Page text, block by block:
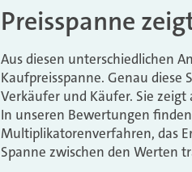
Preisspanne
Aus diesen unterschiedlichen
Kaufpreisspanne. Genau
Verkäufer und Käufer. Sie
In unseren Bewertungen
Multiplikatorenverfahren, das
Spanne zwischen den Werten